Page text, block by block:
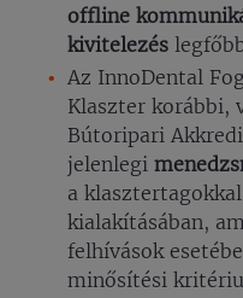
offline
kivitelezés
Az InnoDental
Klaszter korábbi,
Bútoripari
jelenlegi
a
kialakításában,
felhívások
minősítési